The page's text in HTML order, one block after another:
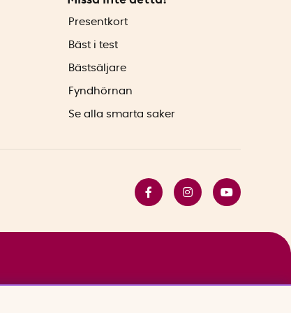
Presentkort
Bäst i test
Bästsäljare
Fyndhörnan
Se alla smarta saker